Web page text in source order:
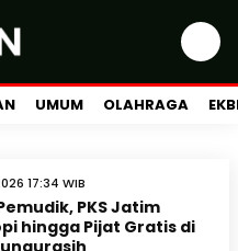
UMUM OLAHRAGA
17:34 WIB
PKS Jatim
hingga Pijat Gratis di